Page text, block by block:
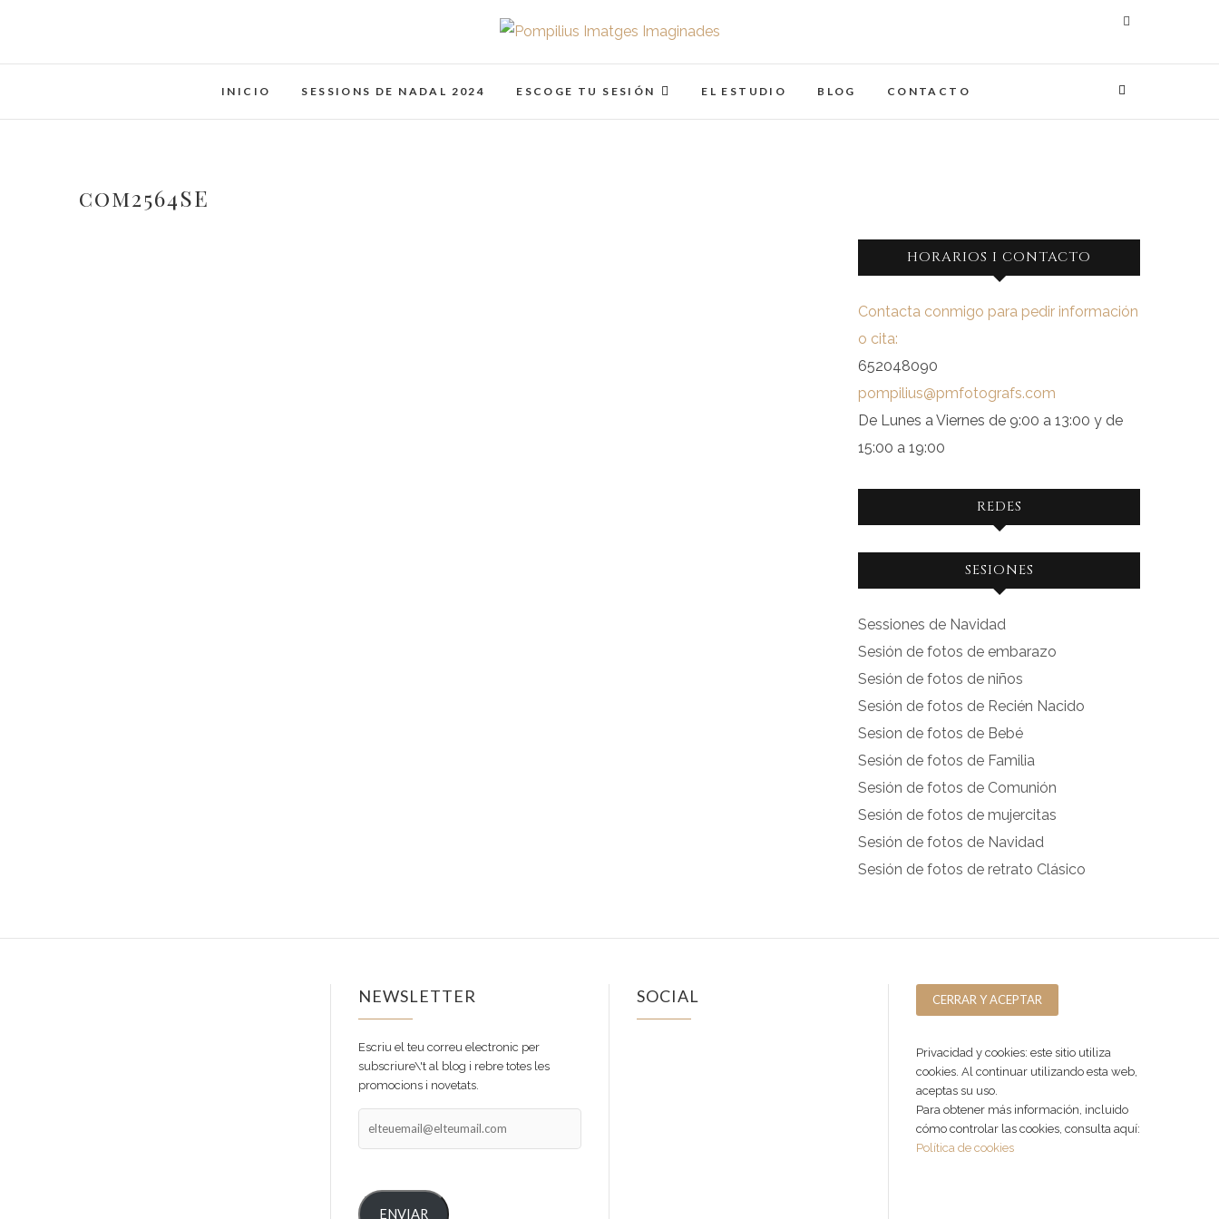
contenido
Pompilius Imatges Imaginades
INICIO SESSIONS DE NADAL 2024 ESCOGE TU SESIÓN EL ESTUDIO BLOG CONTACTO
com2564SE
HORARIOS I CONTACTO
Contacta conmigo para pedir información
o cita:
652048090
pompilius@pmfotografs.com
De Lunes a Viernes de 9:00 a 13:00 y de
15:00 a 19:00
REDES
perfil
de
facebook.com
en
Facebook
perfil
de
instagram.com
en
Instagram
SESIONES
Sessiones de Navidad
Sesión de fotos de embarazo
Sesión de fotos de niños
Sesión de fotos de Recién Nacido
Sesion de fotos de Bebé
Sesión de fotos de Familia
Sesión de fotos de Comunión
Sesión de fotos de mujercitas
Sesión de fotos de Navidad
Sesión de fotos de retrato Clásico
NEWSLETTER
Escriu el teu correu electronic per
subscriure\'t al blog i rebre totes les
promocions i novetats.
ENVIAR
SOCIAL
Privacidad y cookies: este sitio utiliza
cookies. Al continuar utilizando esta web,
aceptas su uso.
Para obtener más información, incluido
cómo controlar las cookies, consulta aquí:
Política de cookies